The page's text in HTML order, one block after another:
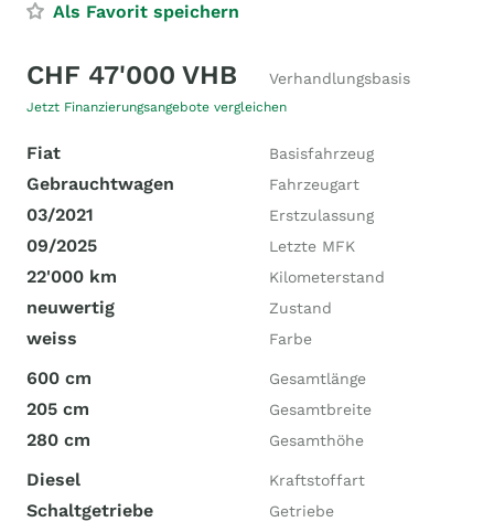
Als Favorit speichern
CHF 47'000 VHB Verhandlungsbasis
Jetzt Finanzierungsangebote vergleichen
Fiat Basisfahrzeug
Gebrauchtwagen Fahrzeugart
03/2021 Erstzulassung
09/2025 Letzte MFK
22'000 km Kilometerstand
neuwertig Zustand
weiss Farbe
600 cm Gesamtlänge
205 cm Gesamtbreite
280 cm Gesamthöhe
Diesel Kraftstoffart
Schaltgetriebe Getriebe